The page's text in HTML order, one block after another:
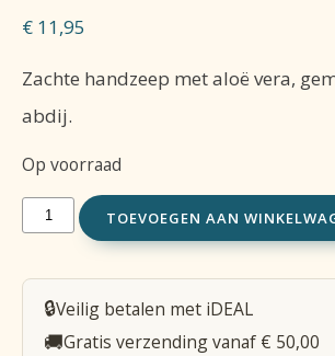
€ 11,95
Zachte handzeep met aloë vera,
abdij.
Op voorraad
Aloë
handzeep
300
TOEVOEGEN AAN
🔒Veilig betalen met iDEAL
🚚Gratis verzending vanaf € 50,00